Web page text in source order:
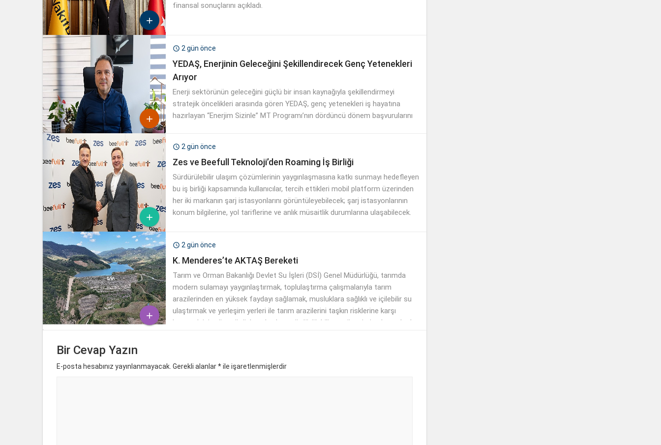

finansal sonuçlarını açıkladı.

 2 gün önce
YEDAŞ, Enerjinin Geleceğini Şekillendirecek Genç Yetenekleri
Arıyor
Enerji sektörünün geleceğini güçlü bir insan kaynağıyla şekillendirmeyi
stratejik öncelikleri arasında gören YEDAŞ, genç yetenekleri iş hayatına
hazırlayan “Enerjim Sizinle” MT Programı’nın dördüncü dönem başvurularını

 2 gün önce
Zes ve Beefull Teknoloji’den Roaming İş Birliği
Sürdürülebilir ulaşım çözümlerinin yaygınlaşmasına katkı sunmayı hedefleyen
bu iş birliği kapsamında kullanıcılar, tercih ettikleri mobil platform üzerinden
her iki markanın şarj istasyonlarını görüntüleyebilecek; şarj istasyonlarının
konum bilgilerine, yol tariflerine ve anlık müsaitlik durumlarına ulaşabilecek.

 2 gün önce
K. Menderes’te AKTAŞ Bereketi
Tarım ve Orman Bakanlığı Devlet Su İşleri (DSİ) Genel Müdürlüğü, tarımda
modern sulamayı yaygınlaştırmak, toplulaştırma çalışmalarıyla tarım
arazilerinden en yüksek faydayı sağlamak, musluklara sağlıklı ve içilebilir su
ulaştırmak ve yerleşim yerleri ile tarım arazilerini taşkın risklerine karşı
korumak için tüm gücüyle çalışırken, sürdürülebilir su yönetimi anlayışıyla da
Bir Cevap Yazın
E-posta hesabınız yayınlanmayacak. Gerekli alanlar*ile işaretlenmişlerdir